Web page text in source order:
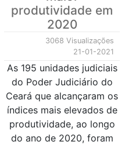
produtividade em
2020
3068 Visualizações
21-01-2021
As 195 unidades judiciais
do Poder Judiciário do
Ceará que alcançaram os
índices mais elevados de
produtividade, ao longo
do ano de 2020, foram